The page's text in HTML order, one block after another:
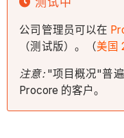
公司管理员可以在
（测试版）。（美国
注意:"项目概况"普
Procore 的客户。